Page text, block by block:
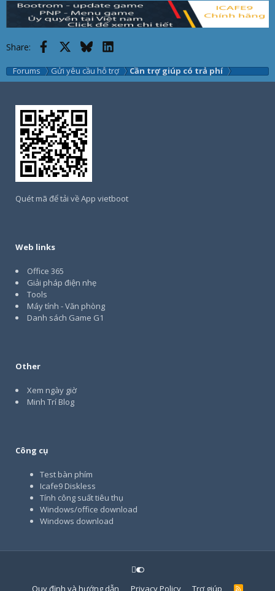
Share: Facebook BlueskyLinkedIn
Forums Gửi yêu cầu hỗ trợ Cần trợ giúp có trả phí
Quét mã để tải về App vietboot
Web links
Office 365
Giải pháp điện nhẹ
Tools
Máy tính - Văn phòng
Danh sách Game G1
Other
Xem ngày giờ
Minh Trí Blog
Công cụ
Test bàn phím
Icafe9 Diskless
Tính công suất tiêu thụ
Windows/office download
Windows download
Quy định và hướng dẫn Privacy Policy Trợ giúp R